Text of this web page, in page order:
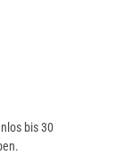
bis 30